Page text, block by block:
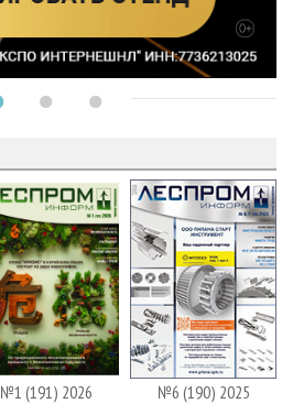
№1 (191) 2026 №6 (190) 2025